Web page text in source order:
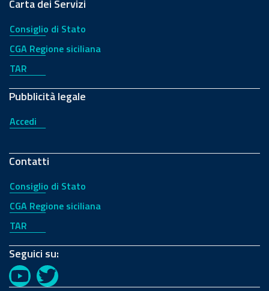
Carta dei Servizi
Consiglio di Stato
CGA Regione siciliana
TAR
Pubblicità legale
Accedi
Contatti
Consiglio di Stato
CGA Regione siciliana
TAR
Seguici su:
YouTubeTwitter